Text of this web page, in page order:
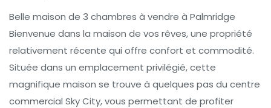
Belle maison de 3 chambres à vendre à Palmridge
Bienvenue dans la maison de vos rêves, une propriété
relativement récente qui offre confort et commodité.
Située dans un emplacement privilégié, cette
magnifique maison se trouve à quelques pas du centre
commercial Sky City, vous permettant de profiter